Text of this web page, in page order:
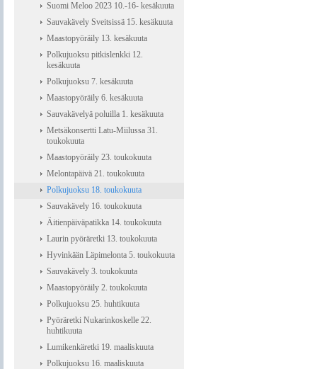
Suomi Meloo 2023 10.-16- kesäkuuta
Sauvakävely Sveitsissä 15. kesäkuuta
Maastopyöräily 13. kesäkuuta
Polkujuoksu pitkislenkki 12.
kesäkuuta
Polkujuoksu 7. kesäkuuta
Maastopyöräily 6. kesäkuuta
Sauvakävelyä poluilla 1. kesäkuuta
Metsäkonsertti Latu-Miilussa 31.
toukokuuta
Maastopyöräily 23. toukokuuta
Melontapäivä 21. toukokuuta
Polkujuoksu 18. toukokuuta
Sauvakävely 16. toukokuuta
Äitienpäiväpatikka 14. toukokuuta
Laurin pyöräretki 13. toukokuuta
Hyvinkään Läpimelonta 5. toukokuuta
Sauvakävely 3. toukokuuta
Maastopyöräily 2. toukokuuta
Polkujuoksu 25. huhtikuuta
Pyöräretki Nukarinkoskelle 22.
huhtikuuta
Lumikenkäretki 19. maaliskuuta
Polkujuoksu 16. maaliskuuta